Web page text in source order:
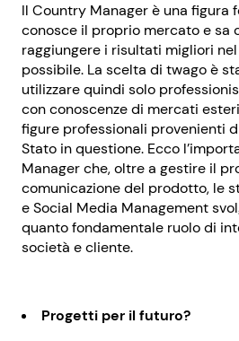
Il Country Manager è una figura
conosce il proprio mercato e sa
raggiungere i risultati migliori
possibile. La scelta di twago è
utilizzare quindi solo
con conoscenze di mercati
figure professionali provenienti
Stato in questione. Ecco
Manager che, oltre a gestire il
comunicazione del prodotto, le
e Social Media Management
quanto fondamentale ruolo di
società e cliente.
Progetti per il futuro?